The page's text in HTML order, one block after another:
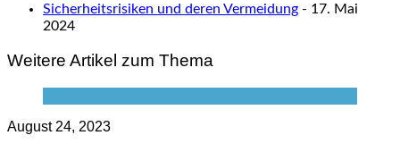
Sicherheitsrisiken und deren Vermeidung - 17. Mai
2024
Weitere Artikel zum Thema
August 24, 2023